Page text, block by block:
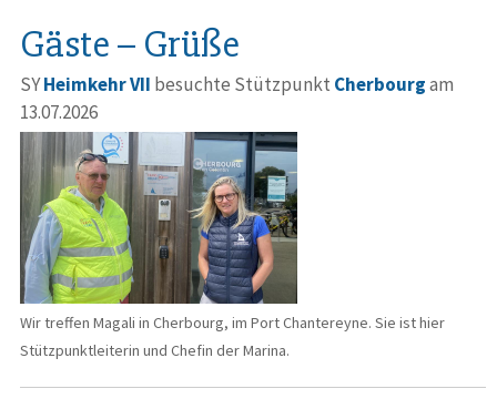
Gäste – Grüße
SYHeimkehr VII besuchte Stützpunkt Cherbourgam
13.07.2026
Wir treffen Magali in Cherbourg, im Port Chantereyne. Sie ist hier
Stützpunktleiterin und Chefin der Marina.